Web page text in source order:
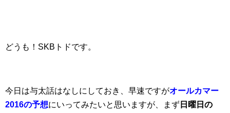
どうも！SKBトドです。
今日は与太話はなしにしておき、早速ですがオールカマー
2016の予想にいってみたいと思いますが、まず 日曜日の